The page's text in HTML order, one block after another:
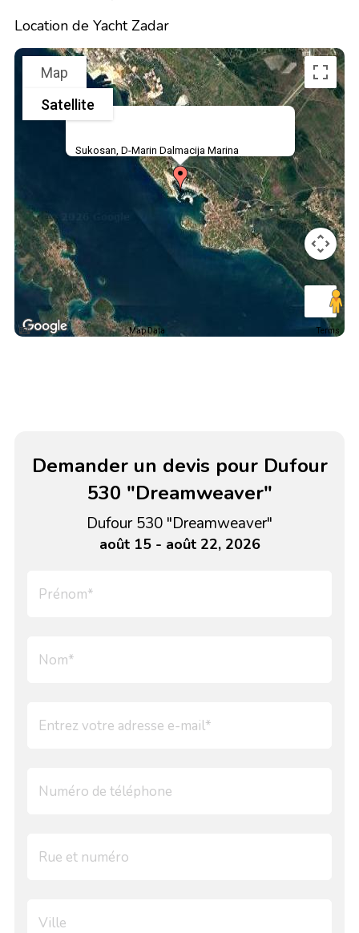
Location de Yacht Zadar
Sukosan, D-Marin Dalmacija Marina
Map
Satellite
Map Data Terms
Demander un devis pour Dufour
530 "Dreamweaver"
Dufour 530 "Dreamweaver"
août 15 - août 22, 2026